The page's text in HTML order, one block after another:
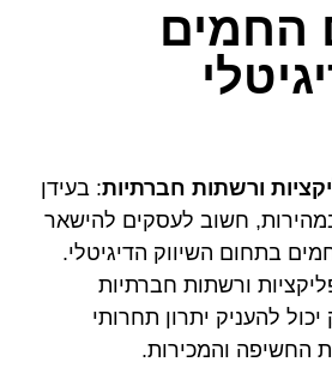
החמים
ורשתות חברתיות: בעידן
חשוב לעסקים להישאר
בתחום השיווק הדיגיטלי.
ורשתות חברתיות
להעניק יתרון תחרותי
החשיפה והמכירות.